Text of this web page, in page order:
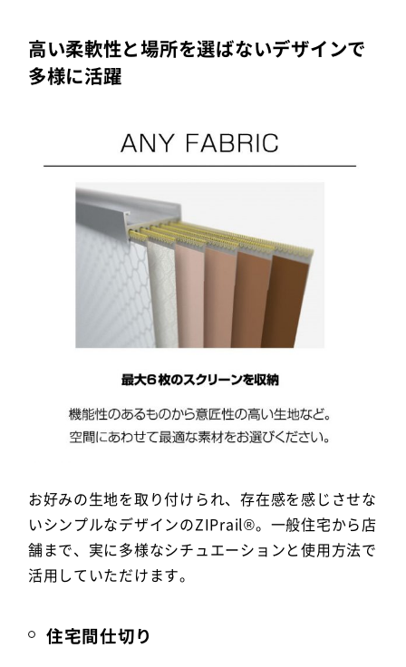
高い柔軟性と場所を選ばないデザインで
多様に活躍
お好みの生地を取り付けられ、存在感を感じさせな
いシンプルなデザインのZIPrail®。一般住宅から店
舗まで、実に多様なシチュエーションと使用方法で
活用していただけます。
住宅間仕切り